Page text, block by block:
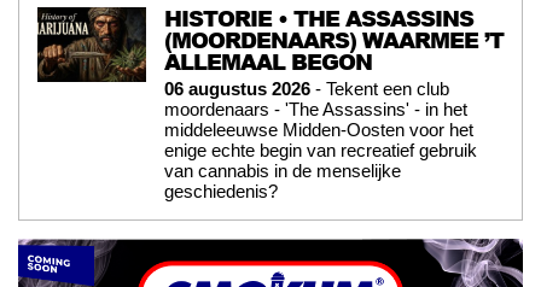
HISTORIE • THE ASSASSINS
(MOORDENAARS) WAARMEE ’T
ALLEMAAL BEGON
06 augustus 2026 - Tekent een club
moordenaars - 'The Assassins' - in het
middeleeuwse Midden-Oosten voor het
enige echte begin van recreatief gebruik
van cannabis in de menselijke
geschiedenis?